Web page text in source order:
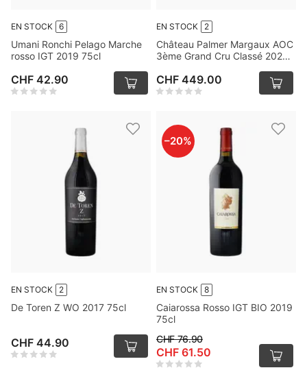
EN STOCK 6
Umani Ronchi Pelago Marche
rosso IGT 2019 75cl
CHF 42.90
EN STOCK 2
Château Palmer Margaux AOC
3ème Grand Cru Classé 2020
CHF 449.00
EN STOCK 2
De Toren Z WO 2017 75cl
CHF 44.90
EN STOCK 8
Caiarossa Rosso IGT BIO 2019
75cl
–20%
CHF 76.90
CHF 61.50